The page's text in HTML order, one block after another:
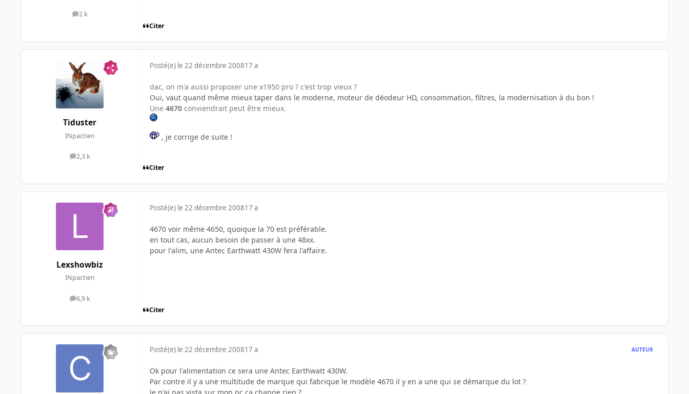
2 k
messages
Citer
Tiduster
INpactien
2,3 k
messages
Posté(e) le 22 décembre 200817 a
dac, on m'a aussi proposer une x1950 pro ? c'est trop vieux ?
Oui, vaut quand même mieux taper dans le moderne, moteur de déodeur HD, consommation, filtres, la modernisation à du bon !
Une 4670 conviendrait peut être mieux.
, je corrige de suite !
Citer
Lexshowbiz
INpactien
6,9 k
messages
Posté(e) le 22 décembre 200817 a
4670 voir même 4650, quoique la 70 est préférable.
en tout cas, aucun besoin de passer à une 48xx.
pour l'alim, une Antec Earthwatt 430W fera l'affaire.
Citer
Posté(e) le 22 décembre 200817 a AUTEUR
Ok pour l'alimentation ce sera une Antec Earthwatt 430W.
Par contre il y a une multitude de marque qui fabrique le modèle 4670 il y en a une qui se démarque du lot ?